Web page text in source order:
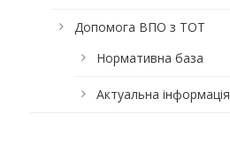
Допомога ВПО з ТОТ
Нормативна база
Актуальна інформація